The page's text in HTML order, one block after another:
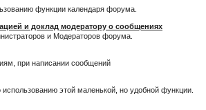
функции календаря форума.
и доклад модератору о сообщениях
и Модераторов форума.
при написании сообщений
этой маленькой, но удобной функции.